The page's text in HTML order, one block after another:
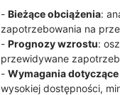
- Bieżące obciążenia:
zapotrzebowania na
- Prognozy wzrostu:
przewidywane
- Wymagania
wysokiej dostępności,